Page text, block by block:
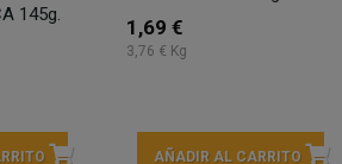
145g.
1,69 €
3,76 € Kg
AÑADIR AL CARRITO